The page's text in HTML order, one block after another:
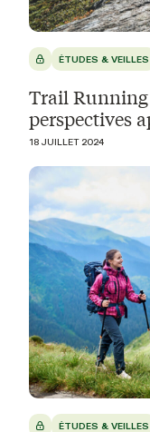
ÉTUDES & VEILLES
Trail Running
perspectives
18 JUILLET 2024
ÉTUDES & VEILLES